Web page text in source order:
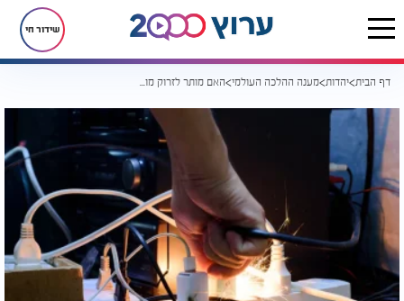
שידור חי
דף הבית יהדות מענה ההלכה העולמי האם מותר לזרוק מוצרי חשמל?